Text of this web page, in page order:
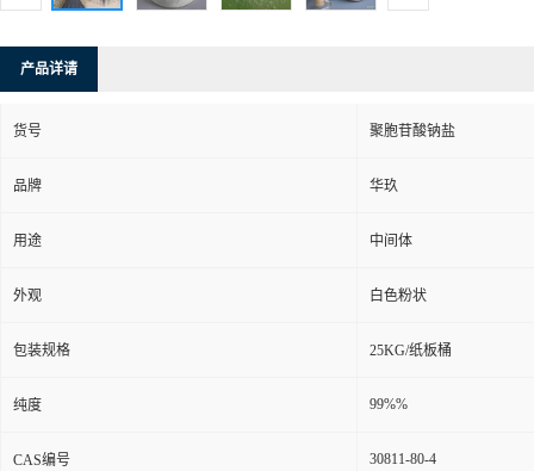
产品详请
货号 聚胞苷酸钠盐
品牌 华玖
用途 中间体
外观 白色粉状
包装规格 25KG/纸板桶
纯度 99%%
CAS编号 30811-80-4